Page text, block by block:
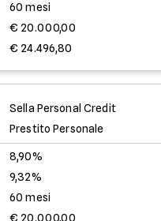
60 mesi
€ 20.000,00
€ 24.496,80
Sella Personal Credit
Prestito Personale
8,90%
9,32%
60 mesi
€ 20.000,00